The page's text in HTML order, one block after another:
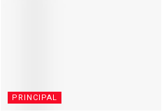
PRINCIPAL